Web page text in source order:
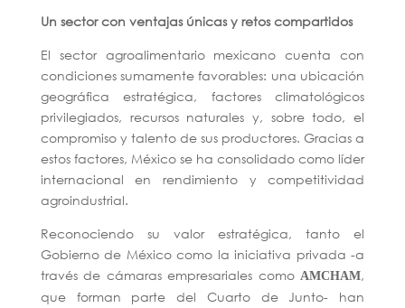
Un sector con ventajas únicas y retos compartidos
El sector agroalimentario mexicano cuenta con
condiciones sumamente favorables: una ubicación
geográfica estratégica, factores climatológicos
privilegiados, recursos naturales y, sobre todo, el
compromiso y talento de sus productores. Gracias a
estos factores, México se ha consolidado como líder
internacional en rendimiento y competitividad
agroindustrial.
Reconociendo su valor estratégica, tanto el
Gobierno de México como la iniciativa privada -a
través de cámaras empresariales comoAMCHAM,
que forman parte del Cuarto de Junto- han